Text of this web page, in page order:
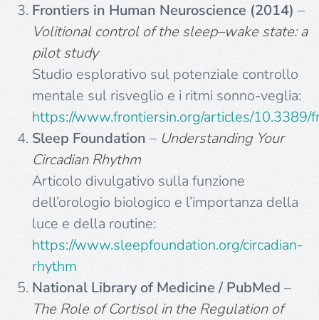
Frontiers in Human Neuroscience (2014) –
Volitional control of the sleep–wake state: a
pilot study
Studio esplorativo sul potenziale controllo
mentale sul risveglio e i ritmi sonno-veglia:
https://www.frontiersin.org/articles/
Sleep Foundation – Understanding Your
Circadian Rhythm
Articolo divulgativo sulla funzione
dell’orologio biologico e l’importanza della
luce e della routine:
https://www.sleepfoundation.org/circadian-
rhythm
National Library of Medicine / PubMed –
The Role of Cortisol in the Regulation of